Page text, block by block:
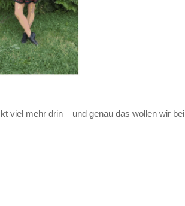
viel mehr drin – und genau das wollen wir bei